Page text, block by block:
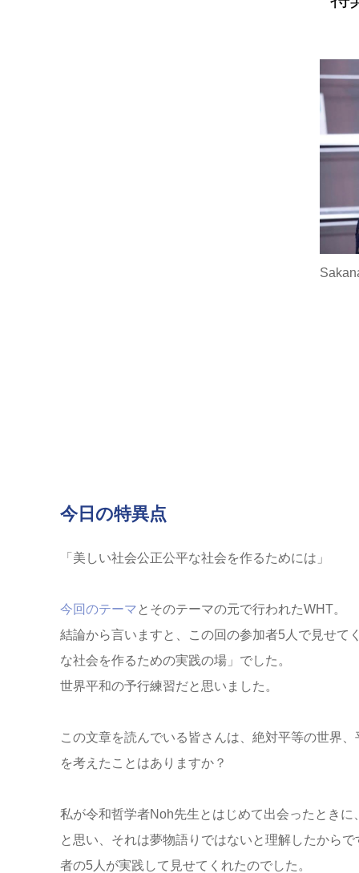
今日の特異点
「美しい社会公正公平な社会を作るためには」
今回のテーマ とそのテーマの元で行われたWHT。
結論から言いますと、この回の参加者5人で見せて
な社会を作るための実践の場」でした。
世界平和の予行練習だと思いました。
この文章を読んでいる皆さんは、絶対平等の世界
を考えたことはありますか？
私が令和哲学者Noh先生とはじめて出会ったとき
と思い、それは夢物語りではないと理解したから
者の5人が実践して見せてくれたのでした。